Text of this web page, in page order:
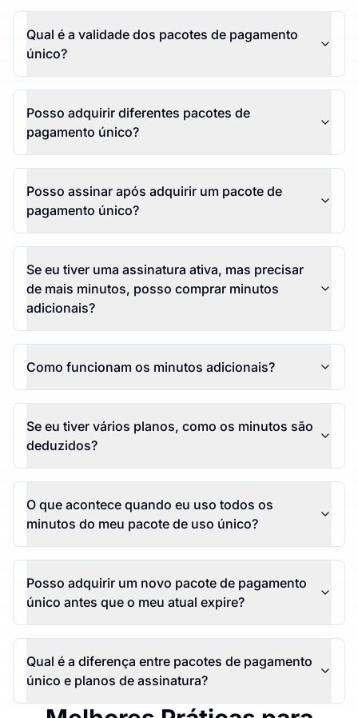
Qual é a validade dos pacotes de pagamento
único?
Posso adquirir diferentes pacotes de
pagamento único?
Posso assinar após adquirir um pacote de
pagamento único?
Se eu tiver uma assinatura ativa, mas precisar
de mais minutos, posso comprar minutos
adicionais?
Como funcionam os minutos adicionais?
Se eu tiver vários planos, como os minutos são
deduzidos?
O que acontece quando eu uso todos os
minutos do meu pacote de uso único?
Posso adquirir um novo pacote de pagamento
único antes que o meu atual expire?
Qual é a diferença entre pacotes de pagamento
único e planos de assinatura?